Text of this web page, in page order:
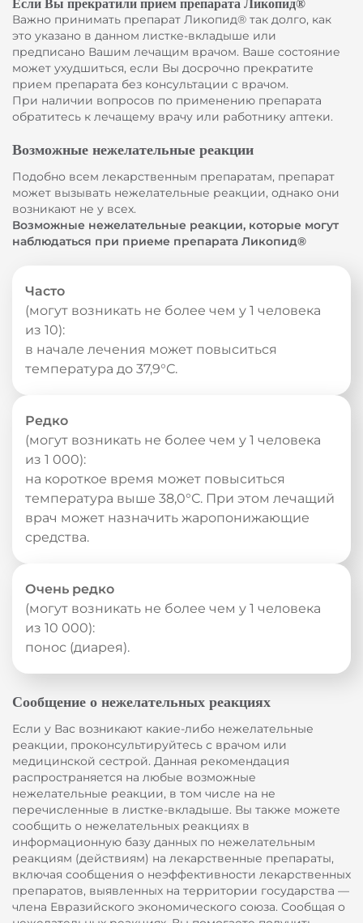
Если Вы прекратили прием препарата Ликопид®
Важно принимать препарат Ликопид® так долго, как
это указано в данном листке-вкладыше или
предписано Вашим лечащим врачом. Ваше состояние
может ухудшиться, если Вы досрочно прекратите
прием препарата без консультации с врачом.
При наличии вопросов по применению препарата
обратитесь к лечащему врачу или работнику аптеки.
Возможные нежелательные реакции
Подобно всем лекарственным препаратам, препарат
может вызывать нежелательные реакции, однако они
возникают не у всех.
Возможные нежелательные реакции, которые могут
наблюдаться при приеме препарата Ликопид®
Часто
(могут возникать не более чем у 1 человека
из 10):
в начале лечения может повыситься
температура до 37,9°С.
Редко
(могут возникать не более чем у 1 человека
из 1 000):
на короткое время может повыситься
температура выше 38,0°С. При этом лечащий
врач может назначить жаропонижающие
средства.
Очень редко
(могут возникать не более чем у 1 человека
из 10 000):
понос (диарея).
Сообщение о нежелательных реакциях
Если у Вас возникают какие-либо нежелательные
реакции, проконсультируйтесь с врачом или
медицинской сестрой. Данная рекомендация
распространяется на любые возможные
нежелательные реакции, в том числе на не
перечисленные в листке-вкладыше. Вы также можете
сообщить о нежелательных реакциях в
информационную базу данных по нежелательным
реакциям (действиям) на лекарственные препараты,
включая сообщения о неэффективности лекарственных
препаратов, выявленных на территории государства —
члена Евразийского экономического союза. Сообщая о